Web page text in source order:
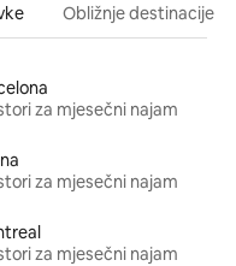
Obližnje destinacije
za mjesečni najam
za mjesečni najam
za mjesečni najam